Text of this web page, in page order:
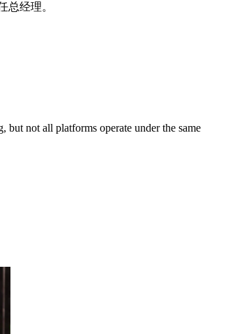
总经理。
not all platforms operate under the same